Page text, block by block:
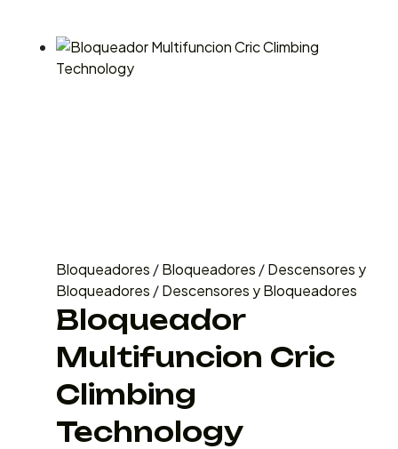
Bloqueadores /Bloqueadores /Descensores y
Bloqueadores /Descensores y Bloqueadores
Bloqueador
Multifuncion Cric
Climbing
Technology